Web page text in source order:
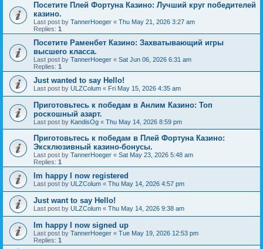
Посетите Плей Фортуна Казино: Лучший круг победителей
казино.
Last post by TannerHoeger « Thu May 21, 2026 3:27 am
Replies: 1
Посетите Раменбет Казино: Захватывающий игры
высшего класса.
Last post by TannerHoeger « Sat Jun 06, 2026 6:31 am
Replies: 1
Just wanted to say Hello!
Last post by ULZColum « Fri May 15, 2026 4:35 am
Приготовьтесь к победам в Анлим Казино: Топ
роскошный азарт.
Last post by KandisOg « Thu May 14, 2026 8:59 pm
Приготовьтесь к победам в Плей Фортуна Казино:
Эксклюзивный казино-бонусы.
Last post by TannerHoeger « Sat May 23, 2026 5:48 am
Replies: 1
Im happy I now registered
Last post by ULZColum « Thu May 14, 2026 4:57 pm
Just want to say Hello!
Last post by ULZColum « Thu May 14, 2026 9:38 am
Im happy I now signed up
Last post by TannerHoeger « Tue May 19, 2026 12:53 pm
Replies: 1